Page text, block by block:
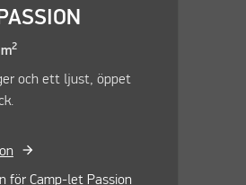
2
och ett ljust, öppet
för Camp-let Passion